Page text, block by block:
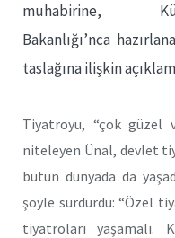
Bakanlığı’nca
taslağına ilişkin
Tiyatroyu, “çok güzel
niteleyen Ünal, devlet
bütün dünyada da
şöyle sürdürdü: “Özel
tiyatroları yaşamalı.